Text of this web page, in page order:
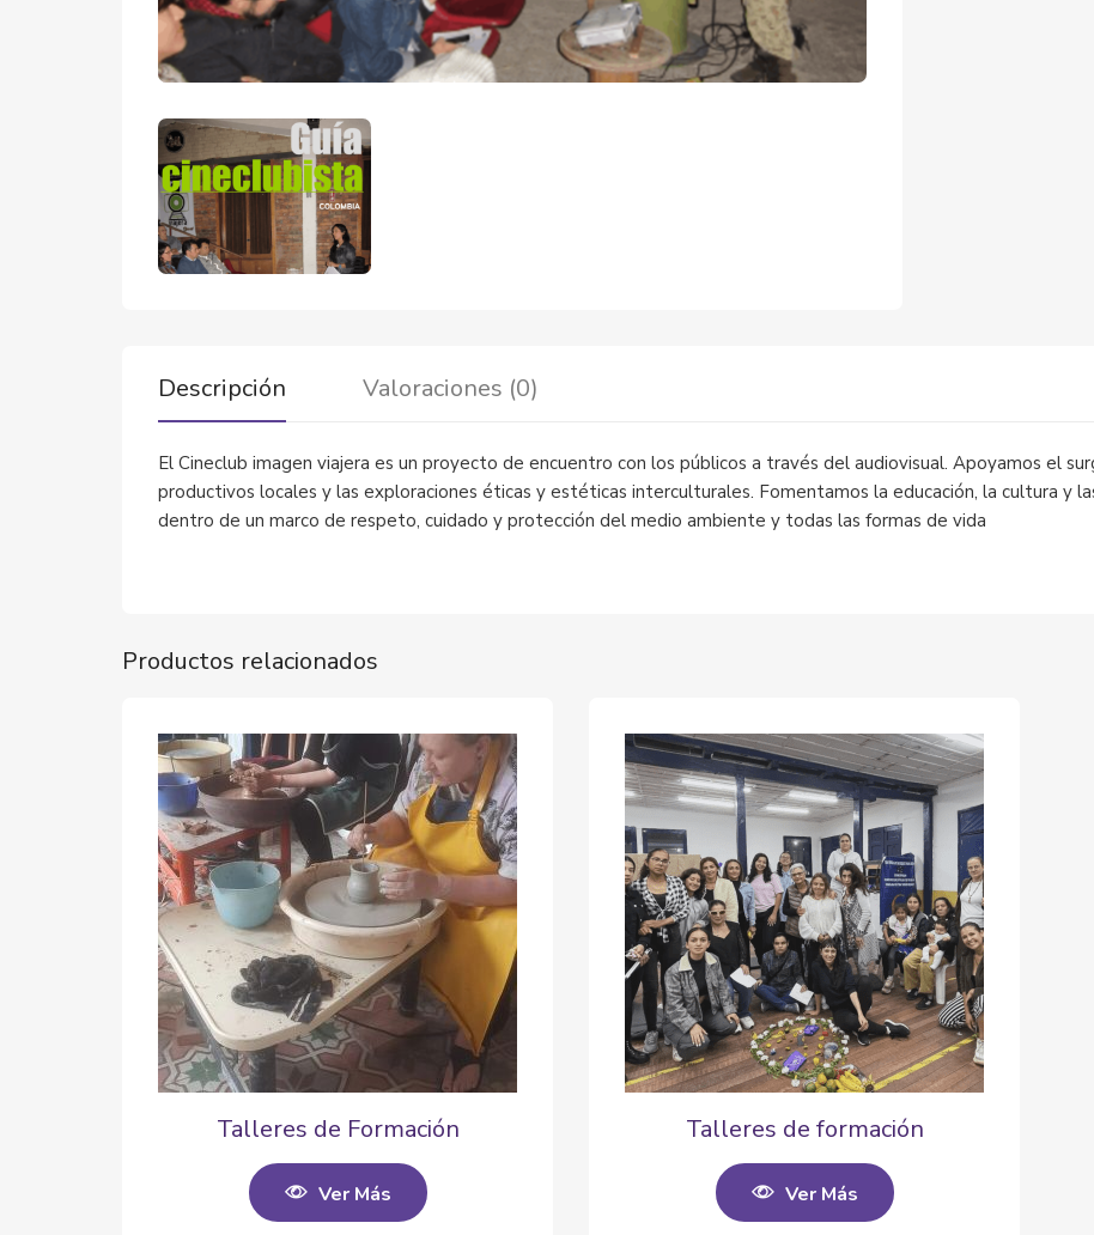
Descripción Valoraciones (0)
El Cineclub imagen viajera es un proyecto de encuentro con los públicos a través del audiovisual. Apoyamos el
productivos locales y las exploraciones éticas y estéticas interculturales. Fomentamos la educación, la cultura y
dentro de un marco de respeto, cuidado y protección del medio ambiente y todas las formas de vida
Productos relacionados
Talleres de Formación
Ver Más
Talleres de formación
Ver Más